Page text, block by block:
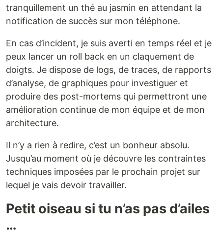
tranquillement un thé au jasmin en attendant la
notification de succès sur mon téléphone.
En cas d’incident, je suis averti en temps réel et je
peux lancer un roll back en un claquement de
doigts. Je dispose de logs, de traces, de rapports
d’analyse, de graphiques pour investiguer et
produire des post-mortems qui permettront une
amélioration continue de mon équipe et de mon
architecture.
Il n’y a rien à redire, c’est un bonheur absolu.
Jusqu’au moment où je découvre les contraintes
techniques imposées par le prochain projet sur
lequel je vais devoir travailler.
Petit oiseau si tu n’as pas d’ailes
…